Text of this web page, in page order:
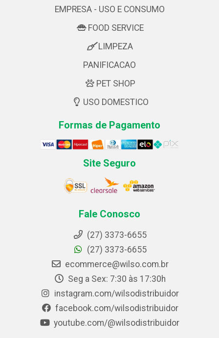
EMPRESA - USO E CONSUMO
FOOD SERVICE
LIMPEZA
PANIFICACAO
PET SHOP
USO DOMESTICO
Formas de Pagamento
Site Seguro
Fale Conosco
(27) 3373-6655
(27) 3373-6655
ecommerce@wilso.com.br
Seg a Sex: 7:30 às 17:30h
instagram.com/wilsodistribuidor
facebook.com/wilsodistribuidor
youtube.com/@wilsodistribuidor